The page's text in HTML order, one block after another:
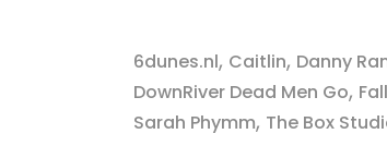
6dunes.nl, Caitlin, Danny
DownRiver Dead Men Go,
Sarah Phymm, The Box